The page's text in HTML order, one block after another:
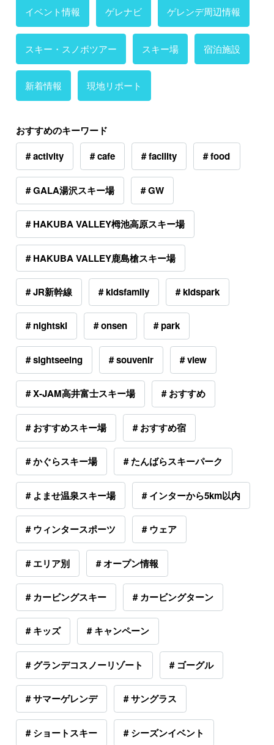
イベント情報 ゲレナビ ゲレンデ周辺情報
スキー・スノボツアー スキー場 宿泊施設
新着情報 現地リポート
おすすめのキーワード
# activity
# cafe # facility # food
# GALA湯沢スキー場 # GW
# HAKUBA VALLEY栂池高原スキー場
# HAKUBA VALLEY鹿島槍スキー場
# JR新幹線 # kidsfamily # kidspark
# nightski # onsen # park
# sightseeing # souvenir # view
# X-JAM高井富士スキー場 # おすすめ
# おすすめスキー場 # おすすめ宿
# かぐらスキー場 # たんばらスキーパーク
# よませ温泉スキー場 # インターから5km以内
# ウィンタースポーツ # ウェア
# エリア別 # オープン情報
# カービングスキー # カービングターン
# キッズ # キャンペーン
# グランデコスノーリゾート # ゴーグル
# サマーゲレンデ # サングラス
# ショートスキー # シーズンイベント